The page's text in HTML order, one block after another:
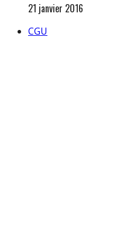
21 janvier 2016
CGU